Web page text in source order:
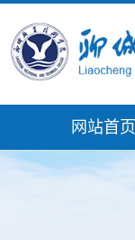
网站首页